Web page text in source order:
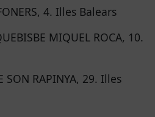
4. Illes Balears
MIQUEL ROCA, 10.
SON RAPINYA, 29. Illes